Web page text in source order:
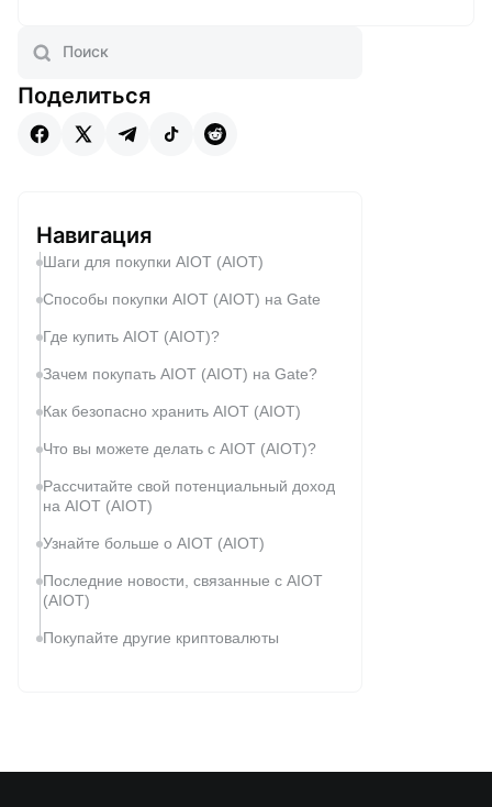
Поделиться
Навигация
Шаги для покупки AIOT (AIOT)
Способы покупки AIOT (AIOT) на Gate
Где купить AIOT (AIOT)?
Зачем покупать AIOT (AIOT) на Gate?
Как безопасно хранить AIOT (AIOT)
Что вы можете делать с AIOT (AIOT)?
Рассчитайте свой потенциальный доход
на AIOT (AIOT)
Узнайте больше о AIOT (AIOT)
Последние новости, связанные с AIOT
(AIOT)
Покупайте другие криптовалюты